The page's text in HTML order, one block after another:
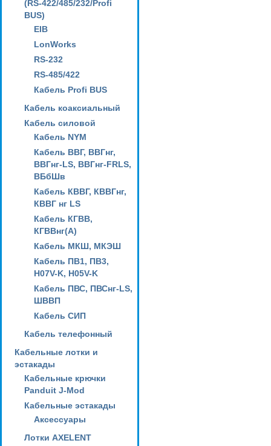
(RS-422/485/232/Profi
BUS)
EIB
LonWorks
RS-232
RS-485/422
Кабель Profi BUS
Кабель коаксиальный
Кабель силовой
Кабель NYM
Кабель ВВГ, ВВГнг,
ВВГнг-LS, ВВГнг-FRLS,
ВБбШв
Кабель КВВГ, КВВГнг,
КВВГ нг LS
Кабель КГВВ,
КГВВнг(А)
Кабель МКШ, МКЭШ
Кабель ПВ1, ПВ3,
H07V-K, H05V-K
Кабель ПВС, ПВСнг-LS,
ШВВП
Кабель СИП
Кабель телефонный
Кабельные лотки и
эстакады
Кабельные крючки
Panduit J-Mod
Кабельные эстакады
Аксессуары
Лотки AXELENT